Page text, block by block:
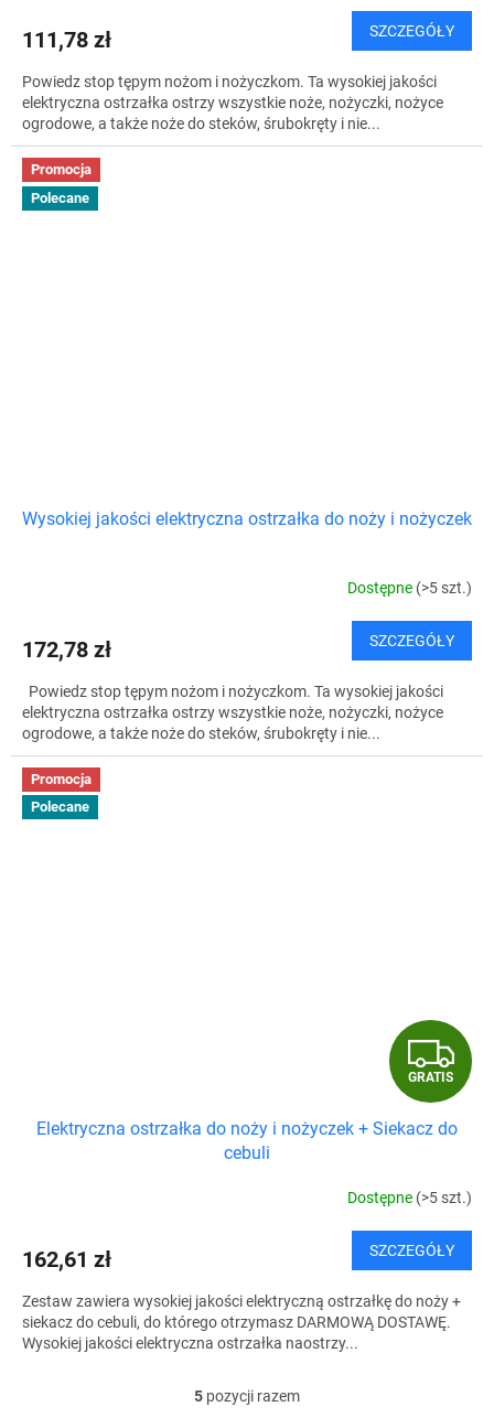
111,78 zł SZCZEGÓŁY
Powiedz stop tępym nożom i nożyczkom. Ta wysokiej jakości
elektryczna ostrzałka ostrzy wszystkie noże, nożyczki, nożyce
ogrodowe, a także noże do steków, śrubokręty i nie...
Promocja
Polecane
Wysokiej jakości elektryczna ostrzałka do noży i nożyczek
Dostępne (>5 szt.)
172,78 zł SZCZEGÓŁY
Powiedz stop tępym nożom i nożyczkom. Ta wysokiej jakości
elektryczna ostrzałka ostrzy wszystkie noże, nożyczki, nożyce
ogrodowe, a także noże do steków, śrubokręty i nie...
Promocja
Polecane
G
R
A
T
I
S
GRATIS
Elektryczna ostrzałka do noży i nożyczek + Siekacz do
cebuli
Dostępne (>5 szt.)
162,61 zł SZCZEGÓŁY
Zestaw zawiera wysokiej jakości elektryczną ostrzałkę do noży +
siekacz do cebuli, do którego otrzymasz DARMOWĄ DOSTAWĘ.
Wysokiej jakości elektryczna ostrzałka naostrzy...
K
5 pozycji razem